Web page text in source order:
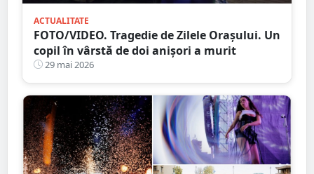
ACTUALITATE
FOTO/VIDEO. Tragedie de Zilele Orașului. Un
copil în vârstă de doi anișori a murit
29 mai 2026